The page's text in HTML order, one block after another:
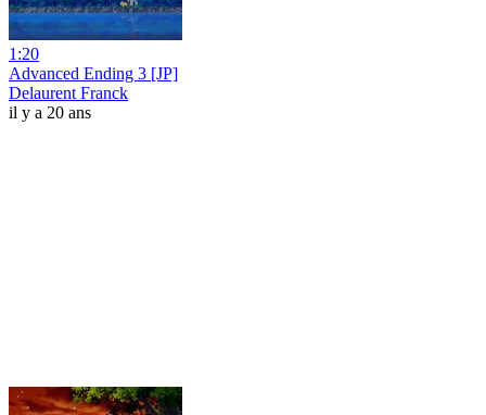
1:20
Advanced Ending 3 [JP]
Delaurent Franck
il y a 20 ans